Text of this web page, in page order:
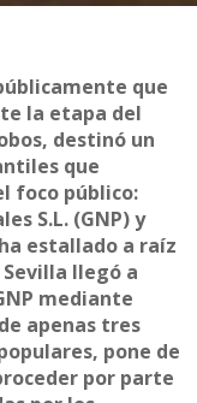
que
la etapa del
destinó un
que
foco público:
S.L. (GNP) y
estallado a raíz
llegó a
mediante
apenas tres
pone de
por parte